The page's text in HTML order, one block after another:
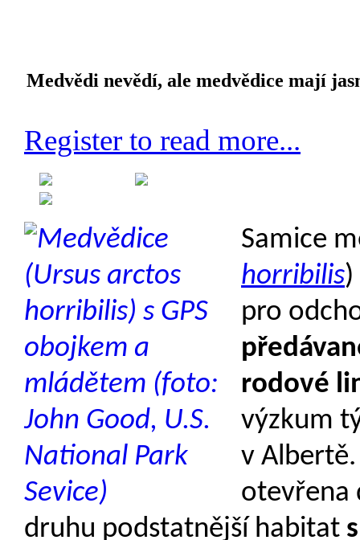
Medvědi nevědí, ale medvědice mají
Register to read more...
Samice
horribilis
pro
rodové
výzkum
v
otevřena
druhu podstatnější habitat